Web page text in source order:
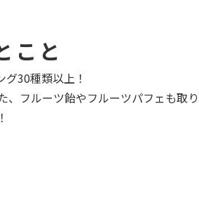
こと
30種類以上！
フルーツ飴やフルーツパフェも取